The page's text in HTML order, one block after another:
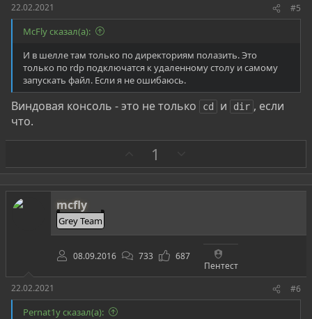
22.02.2021
#5
McFly сказал(а):
И в шелле там только по директориям полазить. Это
только по rdp подключатся к удаленному столу и самому
запускать файл. Если я не ошибаюсь.
Виндовая консоль - это не только cd и dir , если
что.
а
1
р
о
mcfly
Grey Team
08.09.2016 733
687
Пентест
22.02.2021
#6
Pernat1y сказал(а):